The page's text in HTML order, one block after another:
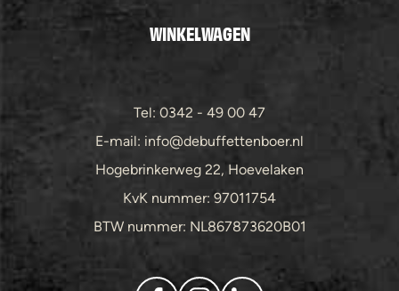
WINKELWAGEN
Tel: 0342 - 49 00 47
E-mail: info@debuffettenboer.nl
Hogebrinkerweg 22, Hoevelaken
KvK nummer: 97011754
BTW nummer: NL867873620B01